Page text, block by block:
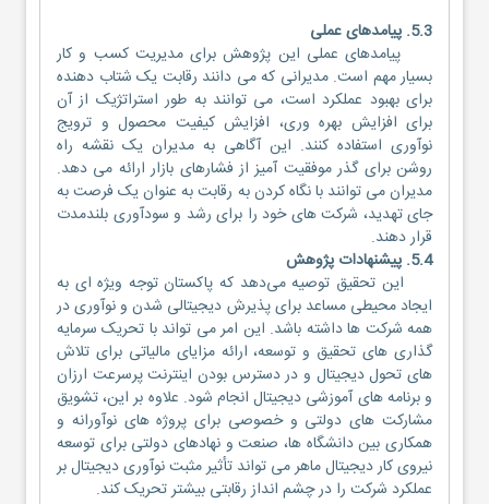
5.3. پیامدهای عملی
پیامدهای عملی این پژوهش برای مدیریت کسب و کار
بسیار مهم است. مدیرانی که می دانند رقابت یک شتاب دهنده
برای بهبود عملکرد است، می توانند به طور استراتژیک از آن
برای افزایش بهره وری، افزایش کیفیت محصول و ترویج
نوآوری استفاده کنند. این آگاهی به مدیران یک نقشه راه
روشن برای گذر موفقیت آمیز از فشارهای بازار ارائه می دهد.
مدیران می توانند با نگاه کردن به رقابت به عنوان یک فرصت به
جای تهدید، شرکت های خود را برای رشد و سودآوری بلندمدت
قرار دهند.
5.4. پیشنهادات پژوهش
این تحقیق توصیه می‌دهد که پاکستان توجه ویژه ای به
ایجاد محیطی مساعد برای پذیرش دیجیتالی شدن و نوآوری در
همه شرکت ها داشته باشد. این امر می تواند با تحریک سرمایه
گذاری های تحقیق و توسعه، ارائه مزایای مالیاتی برای تلاش
های تحول دیجیتال و در دسترس بودن اینترنت پرسرعت ارزان
و برنامه های آموزشی دیجیتال انجام شود. علاوه بر این، تشویق
مشارکت های دولتی و خصوصی برای پروژه های نوآورانه و
همکاری بین دانشگاه ها، صنعت و نهادهای دولتی برای توسعه
نیروی کار دیجیتال ماهر می تواند تأثیر مثبت نوآوری دیجیتال بر
عملکرد شرکت را در چشم انداز رقابتی بیشتر تحریک کند.